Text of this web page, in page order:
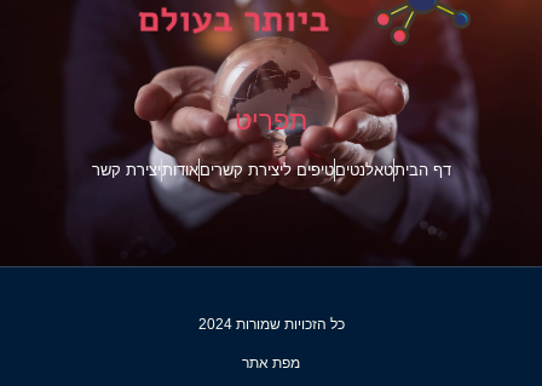
תפריט
דף הביתטאלנטיםטיפים ליצירת קשריםאודותיצירת קשר
כל הזכויות שמורות 2024
מפת אתר